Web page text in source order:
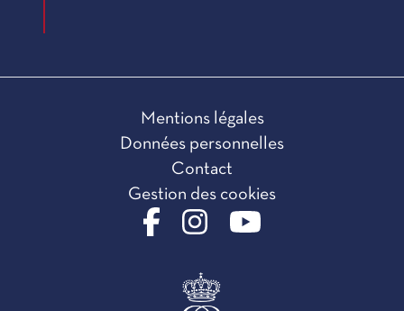
Mentions légales
Données personnelles
Contact
Gestion des cookies